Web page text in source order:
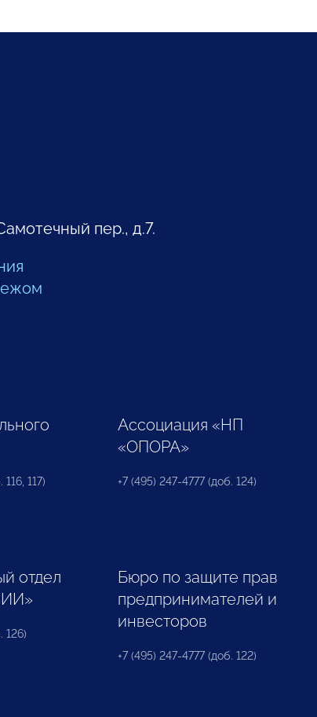
пер., д.7.
117)
Ассоциация «НП
«ОПОРА»
+7 (495) 247-4777 (доб. 124)
отдел
126)
Бюро по защите прав
предпринимателей и
инвесторов
+7 (495) 247-4777 (доб. 122)